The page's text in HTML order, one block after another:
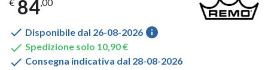
84
 Disponibile dal 26-08-2026 info
 Spedizione solo 10,90 €
 Consegna indicativa dal 28-08-2026